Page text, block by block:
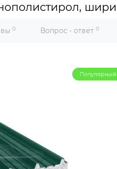
0 Вопрос - ответ 0
Популярный